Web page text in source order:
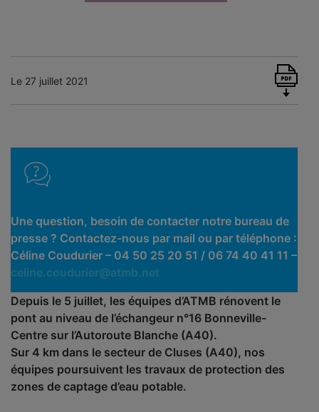
Le 27 juillet 2021
Une question, besoin de contacter notre bureau de
presse ? Contactez-nous par mail ou par téléphone :
Céline Coudurier – 04 50 25 20 51 / 06 74 40 41 11 –
celine.coudurier@atmb.net
Depuis le 5 juillet, les équipes d’ATMB rénovent le
pont au niveau de l’échangeur n°16 Bonneville-
Centre sur l’Autoroute Blanche (A40).
Sur 4 km dans le secteur de Cluses (A40), nos
équipes poursuivent les travaux de protection des
zones de captage d’eau potable.